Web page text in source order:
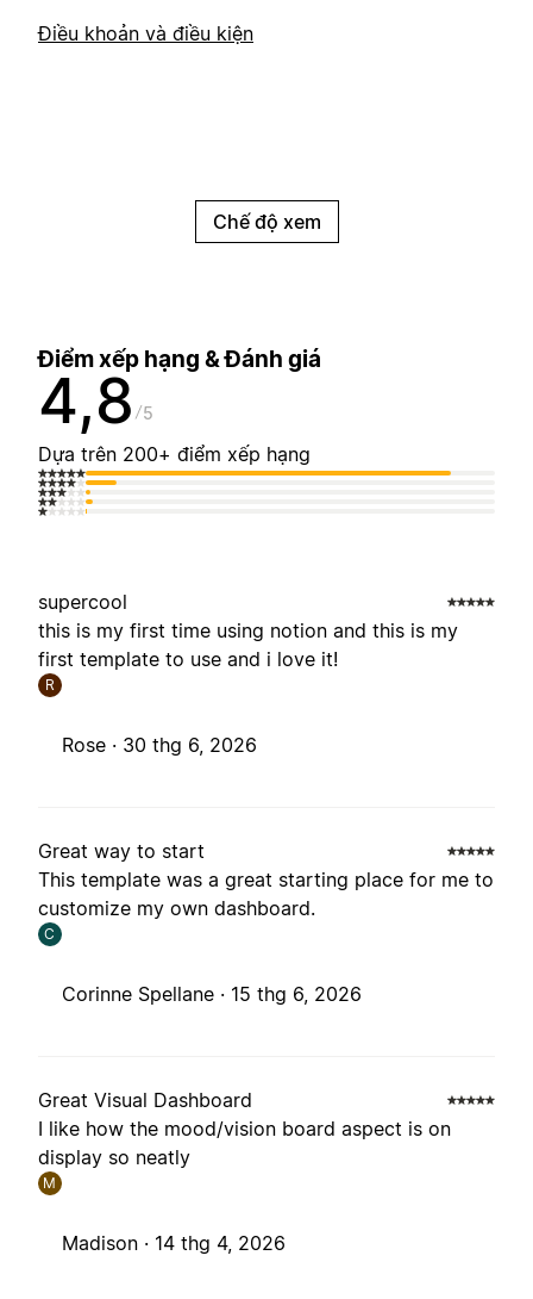
Điều khoản và điều kiện
Chế độ xem
Điểm xếp hạng & Đánh giá
4,8 5
Dựa trên 200+ điểm xếp hạng
supercool
this is my first time using notion and this is my
first template to use and i love it!
R
Rose · 30 thg 6, 2026
Great way to start
This template was a great starting place for me to
customize my own dashboard.
C
Corinne Spellane · 15 thg 6, 2026
Great Visual Dashboard
I like how the mood/vision board aspect is on
display so neatly
M
Madison · 14 thg 4, 2026